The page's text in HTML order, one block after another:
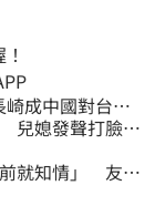
APP
成中國對台實
兒媳發聲打臉：
就知情」 友人